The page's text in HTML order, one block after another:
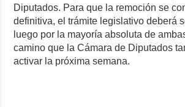
Diputados. Para que la remoción se
definitiva, el trámite legislativo deberá
luego por la mayoría absoluta de
camino que la Cámara de Diputados
activar la próxima semana.